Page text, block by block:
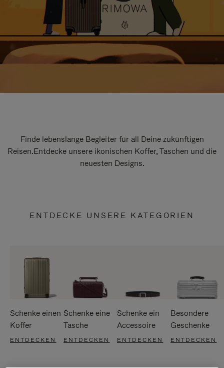
Finde lebenslange Begleiter für all Deine zukünftigen
Reisen.Entdecke unsere ikonischen Koffer, Taschen und die
neuesten Designs.
ENTDECKE UNSERE KATEGORIEN
Schenke einen
Koffer
ENTDECKEN
Schenke eine
Tasche
ENTDECKEN
Schenke ein
Accessoire
ENTDECKEN
Besondere
Geschenke
ENTDECKEN